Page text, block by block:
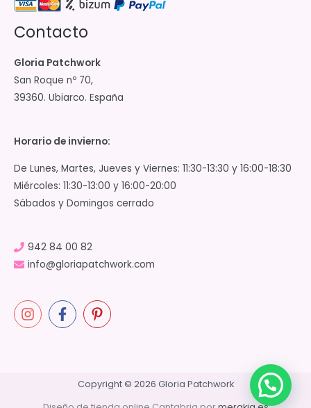
Contacto
Gloria Patchwork
San Roque nº 70,
39360. Ubiarco. España
Horario de invierno:
De Lunes, Martes, Jueves y Viernes: 11:30-13:30 y 16:00-18:30
Miércoles: 11:30-13:00 y 16:00-20:00
Sábados y Domingos cerrado
942 84 00 82
info@gloriapatchwork.com
Copyright © 2026 Gloria Patchwork